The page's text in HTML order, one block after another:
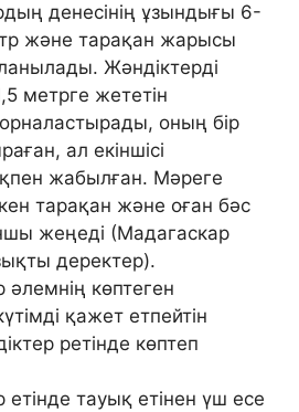
денесінің ұзындығы 6-
және тарақан жарысы
Жәндіктерді
метрге жететін
оның бір
ал екіншісі
жабылған. Мәреге
тарақан және оған бәс
жеңеді (Мадагаскар
деректер).
әлемнің көптеген
қажет етпейтін
ретінде көптеп
етінде тауық етінен үш есе